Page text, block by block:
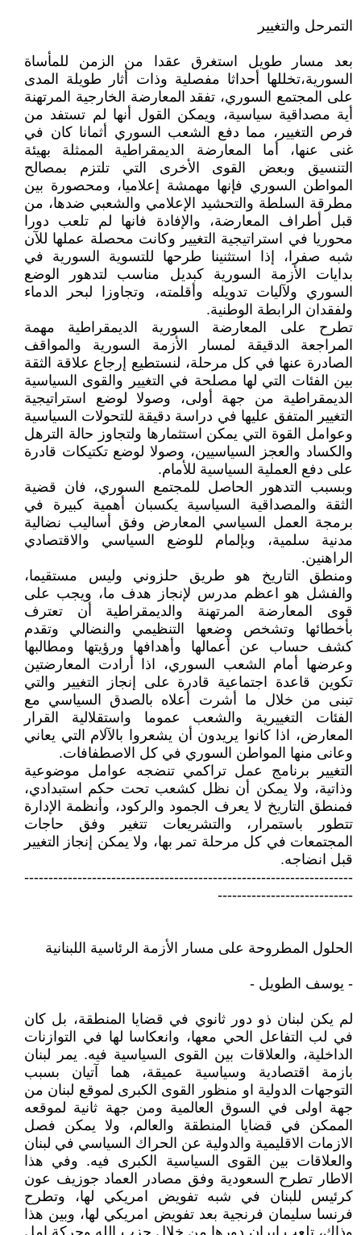
التمرحل والتغيير
بعد مسار طويل استغرق عقدا من الزمن للمأساة
السورية،تخللها أحداثا مفصلية وذات أثار طويلة المدى
على المجتمع السوري، تفقد المعارضة الخارجية المرتهنة
أية مصداقية سياسية، ويمكن القول أنها لم تستفد من
فرص التغيير، مما دفع الشعب السوري أثمانا كان في
غنى عنها، أما المعارضة الديمقراطية الممثلة بهيئة
التنسيق وبعض القوى الأخرى التي تلتزم بمصالح
المواطن السوري فإنها مهمشة إعلاميا، ومحصورة بين
مطرقة السلطة والتحشيد الإعلامي والشعبي ضدها، من
قبل أطراف المعارضة، والإفادة فانها لم تلعب دورا
محوريا في استراتيجية التغيير وكانت محصلة عملها للآن
شبه صفرا، إذا استثنينا طرحها للتسوية السورية في
بدايات الأزمة السورية كبديل مناسب لتدهور الوضع
السوري ولآليات تدويله وأقلمته، وتجاوزا لبحر الدماء
ولفقدان الرابطة الوطنية.
تطرح على المعارضة السورية الديمقراطية مهمة
المراجعة الدقيقة لمسار الأزمة السورية والمواقف
الصادرة عنها في كل مرحلة، لنستطيع إرجاع علاقة الثقة
بين الفئات التي لها مصلحة في التغيير والقوى السياسية
الديمقراطية من جهة أولى، وصولا لوضع استراتيجية
التغيير المتفق عليها في دراسة دقيقة للتحولات السياسية
وعوامل القوة التي يمكن استثمارها ولتجاوز حالة الترهل
والكساد والعجز السياسيين، وصولا لوضع تكتيكات قادرة
على دفع العملية السياسية للأمام.
وبسبب التدهور الحاصل للمجتمع السوري، فان قضية
الثقة والمصداقية السياسية يكسبان أهمية كبيرة في
برمجة العمل السياسي المعارض وفق أساليب نضالية
مدنية سلمية، وبإلمام للوضع السياسي والاقتصادي
الراهنين.
ومنطق التاريخ هو طريق حلزوني وليس مستقيما،
والفشل هو اعظم مدرس لإنجاز هدف ما، ويجب على
قوى المعارضة المرتهنة والديمقراطية أن تعترف
بأخطائها وتشخص وضعها التنظيمي والنضالي وتقدم
كشف حساب عن أعمالها وأهدافها ورؤيتها ومطالبها
وعرضها أمام الشعب السوري، اذا أرادت المعارضتين
تكوين قاعدة اجتماعية قادرة على إنجاز التغيير والتي
تبنى من خلال ما أشرت أعلاه بالصدق السياسي مع
الفئات التغييرية والشعب عموما واستقلالية القرار
المعارض، اذا كانوا يريدون أن يشعروا بالآلام التي يعاني
وعانى منها المواطن السوري في كل الاصطفافات.
التغيير برنامج عمل تراكمي تنضجه عوامل موضوعية
وذاتية، ولا يمكن أن نظل كشعب تحت حكم استبدادي،
فمنطق التاريخ لا يعرف الجمود والركود، وأنظمة الإدارة
تتطور باستمرار، والتشريعات تتغير وفق حاجات
المجتمعات في كل مرحلة تمر بها، ولا يمكن إنجاز التغيير
قبل انضاجه.
--------------------------------------------------------------------
----------------------------
الحلول المطروحة على مسار الأزمة الرئاسية اللبنانية
- يوسف الطويل -
لم يكن لبنان ذو دور ثانوي في قضايا المنطقة، بل كان
في لب التفاعل الحي معها، وانعكاسا لها في التوازنات
الداخلية، والعلاقات بين القوى السياسية فيه. يمر لبنان
بازمة اقتصادية وسياسية عميقة، هما آتيان بسبب
التوجهات الدولية او منظور القوى الكبرى لموقع لبنان من
جهة اولى في السوق العالمية ومن جهة ثانية لموقعه
الممكن في قضايا المنطقة والعالم، ولا يمكن فصل
الازمات الاقليمية والدولية عن الحراك السياسي في لبنان
والعلاقات بين القوى السياسية الكبرى فيه. وفي هذا
الاطار تطرح السعودية وفق مصادر العماد جوزيف عون
كرئيس للبنان في شبه تفويض امريكي لها، وتطرح
فرنسا سليمان فرنجية بعد تفويض امريكي لها، وبين هذا